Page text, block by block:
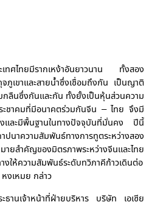
ะเทศไทยมีรากเหง้าอันยาวนาน ทั้งสอง
ภูเขาและสายน้ำซึ่งเชื่อมถึงกัน เป็นญาติ
ลืนซึ่งกันและกัน ทั้งยั้งเป็นหุ้นส่วนความ
ชาคมที่มีอนาคตร่วมกันจีน – ไทย จึงมี
งและมีพื้นฐานในทางปัจจุบันที่มั่นคง ปีนี้
ปนาความสัมพันธ์ทางการทูตระหว่างสอง
ยสำคัญของมิตรภาพระหว่างจีนและไทย
งให้ความสัมพันธ์ระดับทวิภาคีก้าวเดินต่อ
งเหมย กล่าว
นเจ้าหน้าที่ฝ่ายบริหาร บริษัท เอเซีย